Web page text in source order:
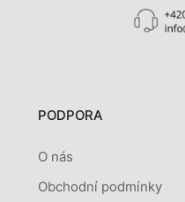
PODPORA
O nás
Obchodní podmínky